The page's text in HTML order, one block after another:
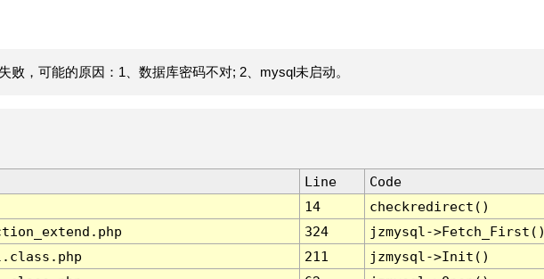
败，可能的原因：1、数据库密码不对; 2、mysql未启动。
Line
Code
14
checkredirect()
324
jzmysql-
211
jzmysql->Init()